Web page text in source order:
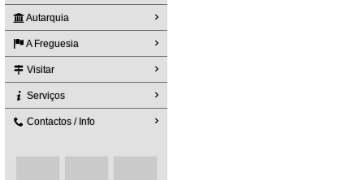
Autarquia
A Freguesia
Visitar
Serviços
Contactos / Info